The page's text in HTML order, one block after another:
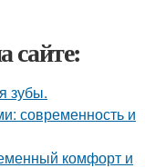
сайте:
зубы.
современность и
комфорт и